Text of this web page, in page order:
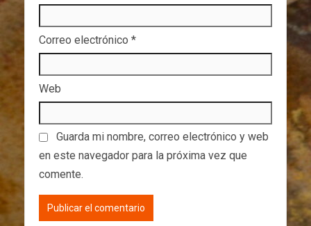
Correo electrónico *
Web
Guarda mi nombre, correo electrónico y web
en este navegador para la próxima vez que
comente.